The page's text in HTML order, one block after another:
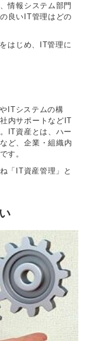
情報システム部門
良いIT管理はどの
はじめ、IT管理に
ITシステムの構
内サポートなどIT
IT資産とは、ハー
ど、企業・組織内
す。
「IT資産管理」と